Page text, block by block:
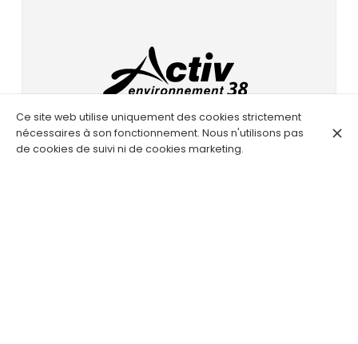
Ce site web utilise uniquement des cookies strictement
nécessaires à son fonctionnement. Nous n'utilisons pas
de cookies de suivi ni de cookies marketing.